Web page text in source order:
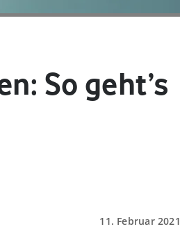
So geht’s
11. Februar 2021